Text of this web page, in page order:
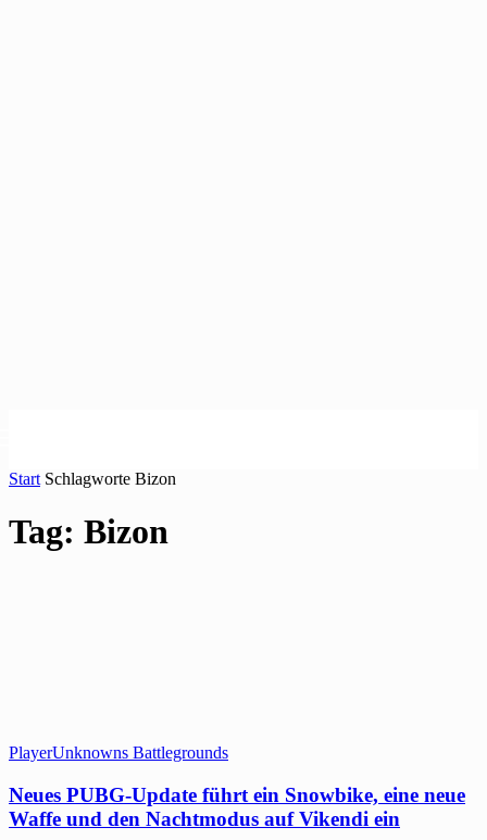
Start Schlagworte Bizon
Tag: Bizon
PlayerUnknowns Battlegrounds
Neues PUBG-Update führt ein Snowbike, eine neue
Waffe und den Nachtmodus auf Vikendi ein